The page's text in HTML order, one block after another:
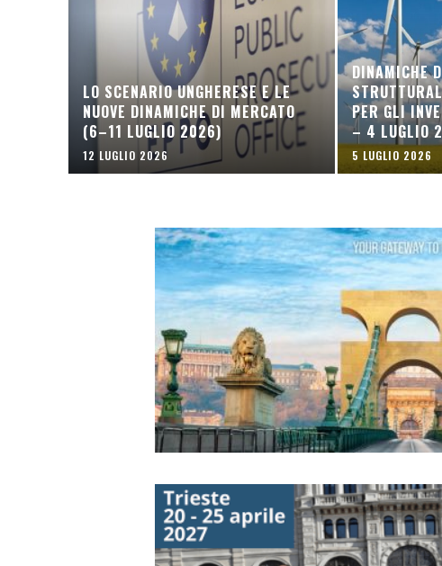
LO SCENARIO UNGHERESE E LE
NUOVE DINAMICHE DI MERCATO
(6–11 LUGLIO 2026)
12 LUGLIO 2026
DINAMICHE
PER GLI
– 4 LUGLIO
5 LUGLIO 2026